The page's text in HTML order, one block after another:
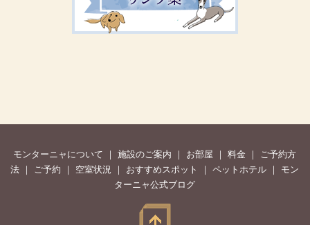
モンターニャについて ｜施設のご案内 ｜ お部屋 ｜料金 ｜ ご予約方
法 ｜ ご予約 ｜ 空室状況 ｜ おすすめスポット ｜ペットホテル ｜ モン
ターニャ公式ブログ